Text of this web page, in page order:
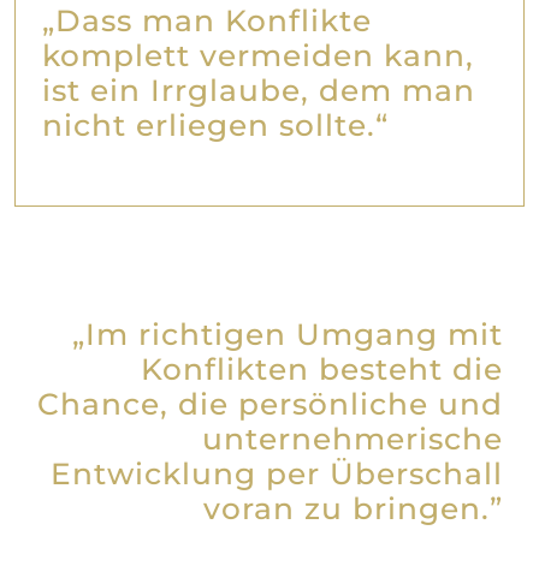
„Dass man Konflikte
komplett vermeiden kann,
ist ein Irrglaube, dem man
nicht erliegen sollte.“
„Im richtigen Umgang mit
Konflikten besteht die
Chance, die persönliche und
unternehmerische
Entwicklung per Überschall
voran zu bringen.”